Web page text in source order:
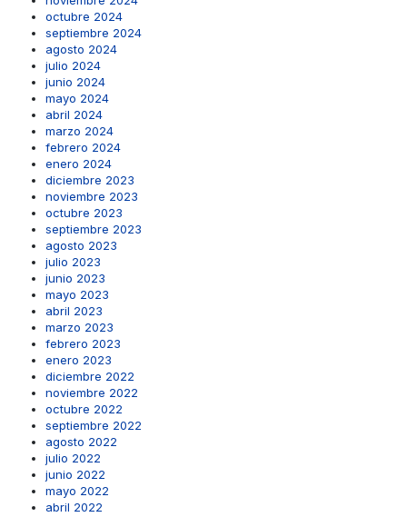
octubre 2024
septiembre 2024
agosto 2024
julio 2024
junio 2024
mayo 2024
abril 2024
marzo 2024
febrero 2024
enero 2024
diciembre 2023
noviembre 2023
octubre 2023
septiembre 2023
agosto 2023
julio 2023
junio 2023
mayo 2023
abril 2023
marzo 2023
febrero 2023
enero 2023
diciembre 2022
noviembre 2022
octubre 2022
septiembre 2022
agosto 2022
julio 2022
junio 2022
mayo 2022
abril 2022